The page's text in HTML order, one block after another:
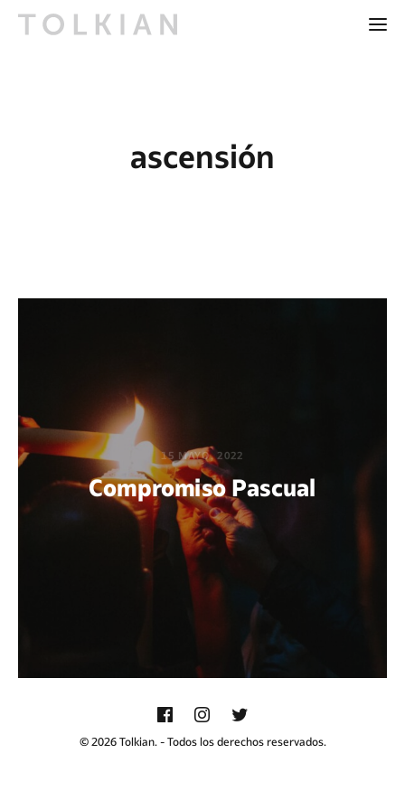
ascensión
15 MAYO, 2022
Compromiso Pascual
POR JOHN SERGIO REYES LEÓN
© 2026 Tolkian. - Todos los derechos reservados.